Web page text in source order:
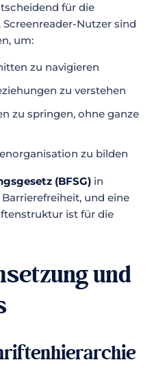
für die
Nutzer sind
um:
zu navigieren
zu verstehen
zu springen, ohne ganze
zu bilden
(BFSG) in
und eine
ist für die
und